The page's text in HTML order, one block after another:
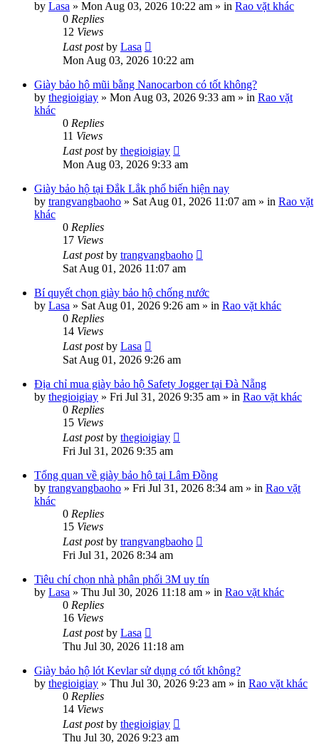
by Lasa » Mon Aug 03, 2026 10:22 am » in Rao vặt khác
0 Replies
12 Views
Last postby Lasa
Mon Aug 03, 2026 10:22 am
Giày bảo hộ mũi bằng Nanocarbon có tốt không?
by thegioigiay » Mon Aug 03, 2026 9:33 am » in Rao vặt
khác
0 Replies
11 Views
Last postby thegioigiay
Mon Aug 03, 2026 9:33 am
Giày bảo hộ tại Đắk Lắk phổ biến hiện nay
by trangvangbaoho » Sat Aug 01, 2026 11:07 am » in Rao vặt
khác
0 Replies
17 Views
Last postby trangvangbaoho
Sat Aug 01, 2026 11:07 am
Bí quyết chọn giày bảo hộ chống nước
by Lasa » Sat Aug 01, 2026 9:26 am » in Rao vặt khác
0 Replies
14 Views
Last postby Lasa
Sat Aug 01, 2026 9:26 am
Địa chỉ mua giày bảo hộ Safety Jogger tại Đà Nẵng
by thegioigiay » Fri Jul 31, 2026 9:35 am » in Rao vặt khác
0 Replies
15 Views
Last postby thegioigiay
Fri Jul 31, 2026 9:35 am
Tổng quan về giày bảo hộ tại Lâm Đồng
by trangvangbaoho » Fri Jul 31, 2026 8:34 am » in Rao vặt
khác
0 Replies
15 Views
Last postby trangvangbaoho
Fri Jul 31, 2026 8:34 am
Tiêu chí chọn nhà phân phối 3M uy tín
by Lasa » Thu Jul 30, 2026 11:18 am » in Rao vặt khác
0 Replies
16 Views
Last postby Lasa
Thu Jul 30, 2026 11:18 am
Giày bảo hộ lót Kevlar sử dụng có tốt không?
by thegioigiay » Thu Jul 30, 2026 9:23 am » in Rao vặt khác
0 Replies
14 Views
Last postby thegioigiay
Thu Jul 30, 2026 9:23 am